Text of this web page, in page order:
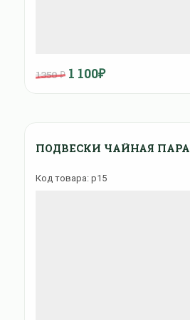
1350 ₽ 1 100₽
ПОДВЕСКИ ЧАЙНАЯ ПАРА
Код товара: p15